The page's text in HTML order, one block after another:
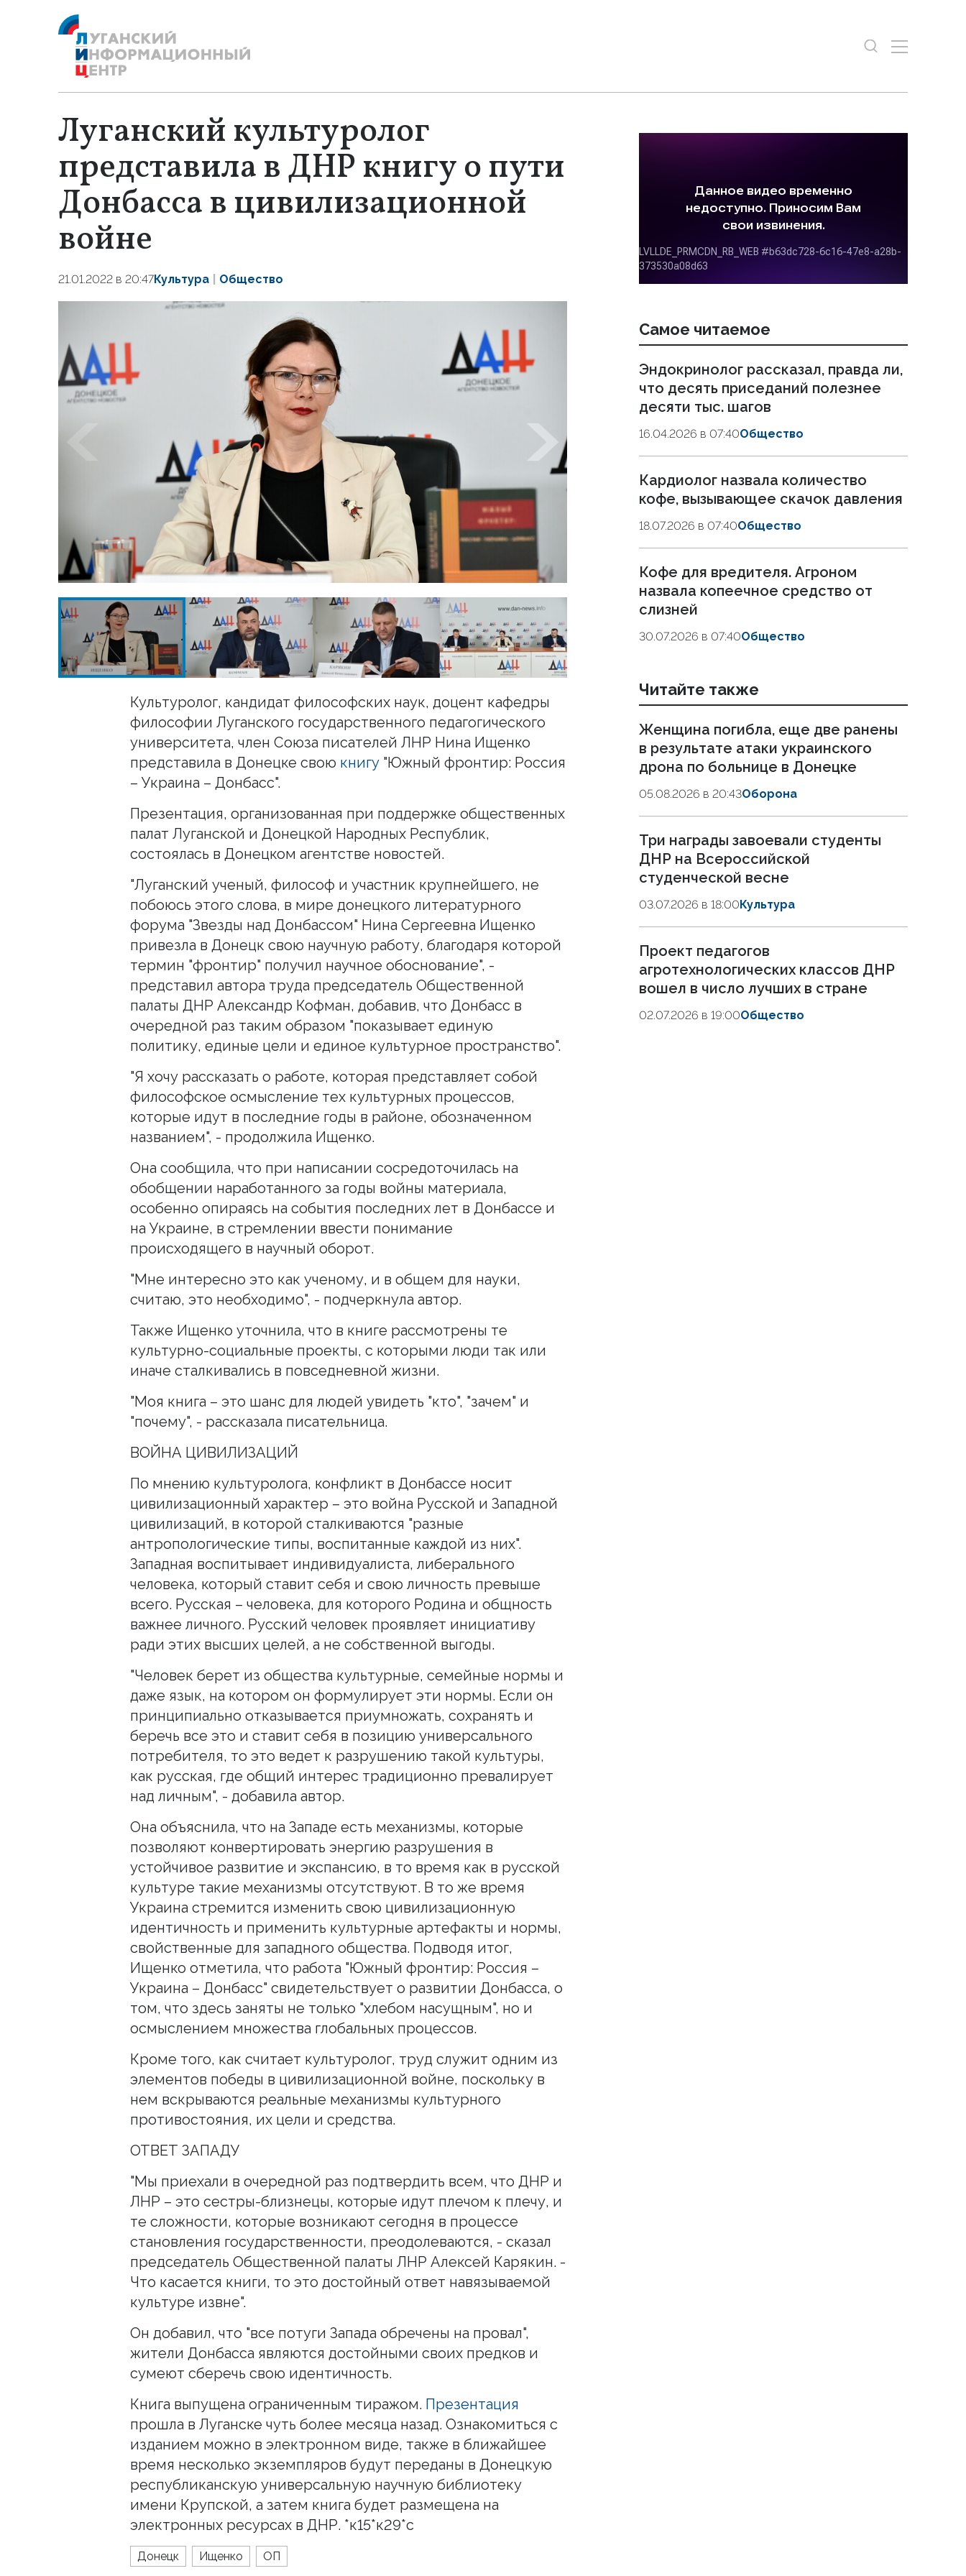
Луганский культуролог
представила в ДНР книгу о пути
Донбасса в цивилизационной
войне
21.01.2022 в 20:47Культура Общество
Культуролог, кандидат философских наук, доцент кафедры
философии Луганского государственного педагогического
университета, член Союза писателей ЛНР Нина Ищенко
представила в Донецке свою книгу "Южный фронтир: Россия
– Украина – Донбасс".
Презентация, организованная при поддержке общественных
палат Луганской и Донецкой Народных Республик,
состоялась в Донецком агентстве новостей.
"Луганский ученый, философ и участник крупнейшего, не
побоюсь этого слова, в мире донецкого литературного
форума "Звезды над Донбассом" Нина Сергеевна Ищенко
привезла в Донецк свою научную работу, благодаря которой
термин "фронтир" получил научное обоснование", -
представил автора труда председатель Общественной
палаты ДНР Александр Кофман, добавив, что Донбасс в
очередной раз таким образом "показывает единую
политику, единые цели и единое культурное пространство".
"Я хочу рассказать о работе, которая представляет собой
философское осмысление тех культурных процессов,
которые идут в последние годы в районе, обозначенном
названием", - продолжила Ищенко.
Она сообщила, что при написании сосредоточилась на
обобщении наработанного за годы войны материала,
особенно опираясь на события последних лет в Донбассе и
на Украине, в стремлении ввести понимание
происходящего в научный оборот.
"Мне интересно это как ученому, и в общем для науки,
считаю, это необходимо", - подчеркнула автор.
Также Ищенко уточнила, что в книге рассмотрены те
культурно-социальные проекты, с которыми люди так или
иначе сталкивались в повседневной жизни.
"Моя книга – это шанс для людей увидеть "кто", "зачем" и
"почему", - рассказала писательница.
ВОЙНА ЦИВИЛИЗАЦИЙ
По мнению культуролога, конфликт в Донбассе носит
цивилизационный характер – это война Русской и Западной
цивилизаций, в которой сталкиваются "разные
антропологические типы, воспитанные каждой из них".
Западная воспитывает индивидуалиста, либерального
человека, который ставит себя и свою личность превыше
всего. Русская – человека, для которого Родина и общность
важнее личного. Русский человек проявляет инициативу
ради этих высших целей, а не собственной выгоды.
"Человек берет из общества культурные, семейные нормы и
даже язык, на котором он формулирует эти нормы. Если он
принципиально отказывается приумножать, сохранять и
беречь все это и ставит себя в позицию универсального
потребителя, то это ведет к разрушению такой культуры,
как русская, где общий интерес традиционно превалирует
над личным", - добавила автор.
Она объяснила, что на Западе есть механизмы, которые
позволяют конвертировать энергию разрушения в
устойчивое развитие и экспансию, в то время как в русской
культуре такие механизмы отсутствуют. В то же время
Украина стремится изменить свою цивилизационную
идентичность и применить культурные артефакты и нормы,
свойственные для западного общества. Подводя итог,
Ищенко отметила, что работа "Южный фронтир: Россия –
Украина – Донбасс" свидетельствует о развитии Донбасса, о
том, что здесь заняты не только "хлебом насущным", но и
осмыслением множества глобальных процессов.
Кроме того, как считает культуролог, труд служит одним из
элементов победы в цивилизационной войне, поскольку в
нем вскрываются реальные механизмы культурного
противостояния, их цели и средства.
ОТВЕТ ЗАПАДУ
"Мы приехали в очередной раз подтвердить всем, что ДНР и
ЛНР – это сестры-близнецы, которые идут плечом к плечу, и
те сложности, которые возникают сегодня в процессе
становления государственности, преодолеваются, - сказал
председатель Общественной палаты ЛНР Алексей Карякин. -
Что касается книги, то это достойный ответ навязываемой
культуре извне".
Он добавил, что "все потуги Запада обречены на провал",
жители Донбасса являются достойными своих предков и
сумеют сберечь свою идентичность.
Книга выпущена ограниченным тиражом. Презентация
прошла в Луганске чуть более месяца назад. Ознакомиться с
изданием можно в электронном виде, также в ближайшее
время несколько экземпляров будут переданы в Донецкую
республиканскую универсальную научную библиотеку
имени Крупской, а затем книга будет размещена на
электронных ресурсах в ДНР. *к15*к29*с
Донецк Ищенко ОП
Самое читаемое
Эндокринолог рассказал, правда ли,
что десять приседаний полезнее
десяти тыс. шагов
16.04.2026 в 07:40Общество
Кардиолог назвала количество
кофе, вызывающее скачок давления
18.07.2026 в 07:40Общество
Кофе для вредителя. Агроном
назвала копеечное средство от
слизней
30.07.2026 в 07:40Общество
Читайте также
Женщина погибла, еще две ранены
в результате атаки украинского
дрона по больнице в Донецке
05.08.2026 в 20:43Оборона
Три награды завоевали студенты
ДНР на Всероссийской
студенческой весне
03.07.2026 в 18:00 Культура
Проект педагогов
агротехнологических классов ДНР
вошел в число лучших в стране
02.07.2026 в 19:00Общество